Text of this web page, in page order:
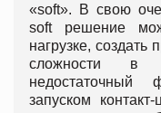
«soft». В свою
soft решение
нагрузке, создать
сложности в
недостаточный
запуском